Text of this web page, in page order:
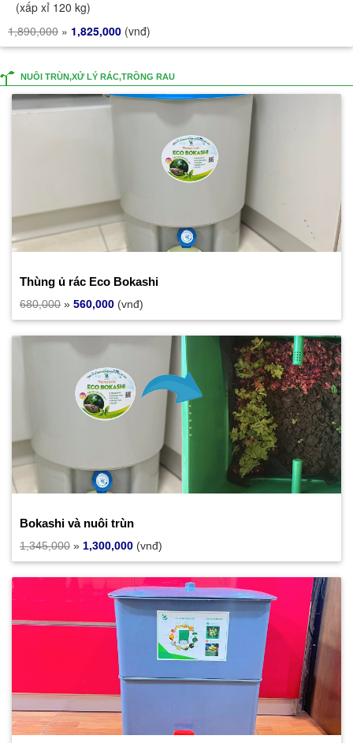
(xấp xỉ 120 kg)
1,890,000 » 1,825,000 (vnđ)
NUÔI TRÙN,XỬ LÝ RÁC,TRỒNG RAU
Thùng ủ rác Eco Bokashi
680,000 » 560,000 (vnđ)
Bokashi và nuôi trùn
1,345,000 » 1,300,000 (vnđ)